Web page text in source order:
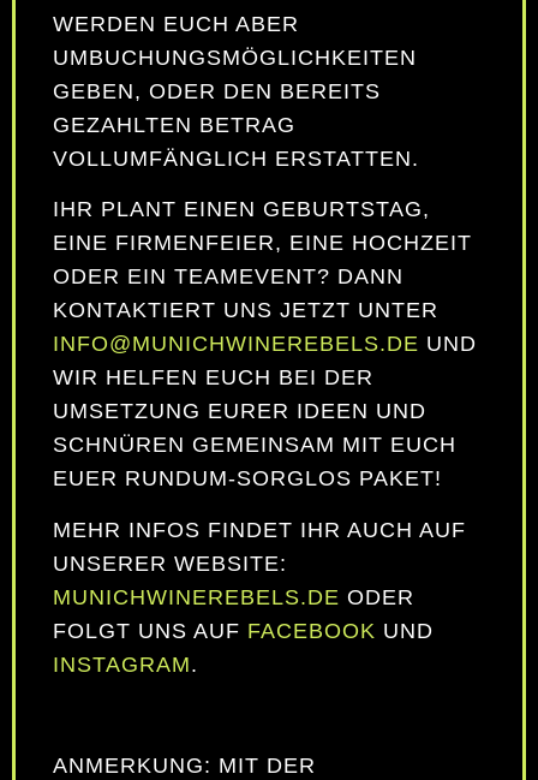
WERDEN EUCH ABER
UMBUCHUNGSMÖGLICHKEITEN
GEBEN, ODER DEN BEREITS
GEZAHLTEN BETRAG
VOLLUMFÄNGLICH ERSTATTEN.
IHR PLANT EINEN GEBURTSTAG,
EINE FIRMENFEIER, EINE HOCHZEIT
ODER EIN TEAMEVENT? DANN
KONTAKTIERT UNS JETZT UNTER
INFO@MUNICHWINEREBELS.DE UND
WIR HELFEN EUCH BEI DER
UMSETZUNG EURER IDEEN UND
SCHNÜREN GEMEINSAM MIT EUCH
EUER RUNDUM-SORGLOS PAKET!
MEHR INFOS FINDET IHR AUCH AUF
UNSERER WEBSITE:
MUNICHWINEREBELS.DE ODER
FOLGT UNS AUF FACEBOOK UND
INSTAGRAM.
ANMERKUNG: MIT DER